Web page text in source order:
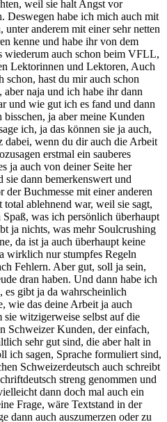
weil sie halt Angst vor
Deswegen habe ich mich auch mit
anderem mit einer sehr netten
kenne und habe ihr von dem
wiederum auch schon beim VFLL,
Lektorinnen und Lektoren, Auch
schon, hast du mir auch schon
aber naja und ich habe ihr dann
und wie gut ich es fand und dann
ja aber meine Kunden
ich, ja das können sie ja auch,
dabei, wenn du dir auch die Arbeit
erstmal ein sauberes
ja auch von deiner Seite her
dann bemerkenswert und
Buchmesse mit einer anderen
ablehnend war, weil sie sagt,
was ich persönlich überhaupt
ja nichts, was mehr Soulcrushing
da ist ja auch überhaupt keine
wirklich nur stumpfes Regeln
Fehlern. Aber gut, soll ja sein,
dran haben. Und dann habe ich
gibt ja da wahrscheinlich
wie das deine Arbeit ja auch
witzigerweise selbst auf die
Schweizer Kunden, der einfach,
sehr gut sind, die aber halt in
ich sagen, Sprache formuliert sind,
Schweizerdeutsch auch schreibt
streng genommen und
dann doch mal auch ein
Frage, wäre Textstand in der
dann auch auszumerzen oder zu